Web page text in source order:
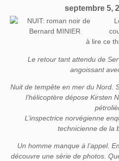
septembre 5,
à lire ce
Le retour tant attendu de
angoissant
Nuit de tempête en mer du Nord.
l’hélicoptère dépose Kirsten
L’inspectrice norvégienne
technicienne de la
Un homme manque à l’appel.
découvre une série de photos.